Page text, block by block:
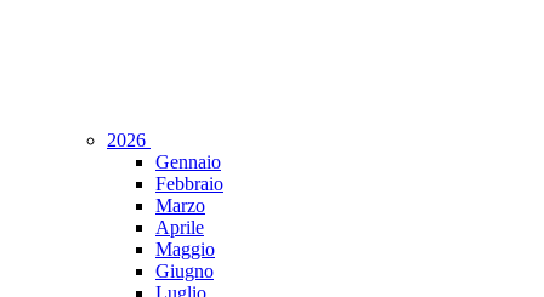
2026
Gennaio
Febbraio
Marzo
Aprile
Maggio
Giugno